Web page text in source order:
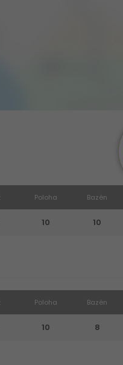
Poloha
10
Bazén
10
Poloha
10
Bazén
8